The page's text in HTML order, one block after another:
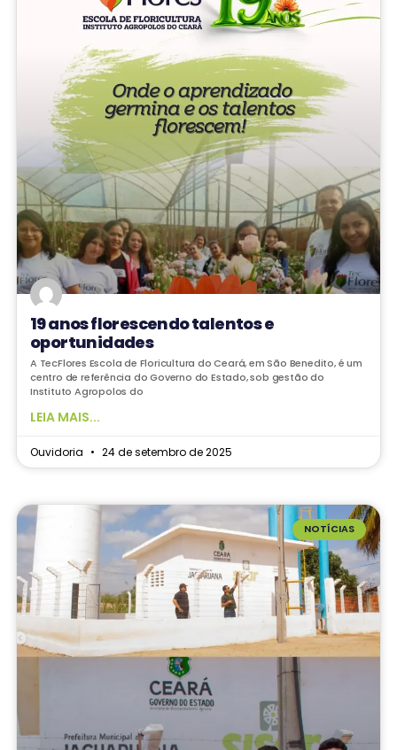
19 anos florescendo talentos e
oportunidades
A TecFlores Escola de Floricultura do Ceará, em São Benedito, é um
centro de referência do Governo do Estado, sob gestão do
Instituto Agropolos do
LEIA MAIS...
Ouvidoria 24 de setembro de 2025
NOTÍCIAS